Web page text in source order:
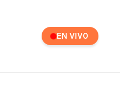
EN VIVO